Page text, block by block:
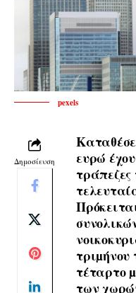
pexels
Δημοσίευση
ευρώ
τριµήνου
τέταρτο
των